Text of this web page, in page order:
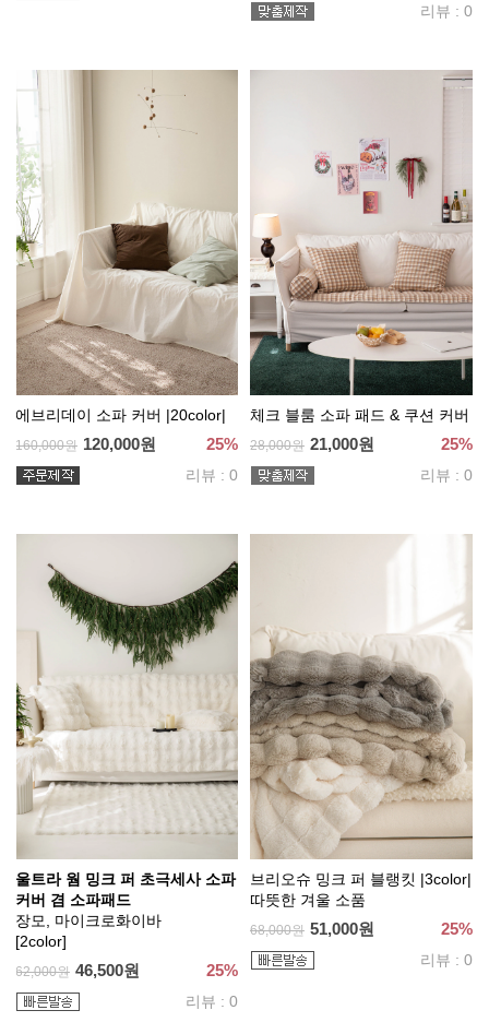
리뷰 : 0
에브리데이 소파 커버 |20color|
160,000원 120,000원 25%
리뷰 : 0
체크 블룸 소파 패드 & 쿠션 커버
28,000원 21,000원 25%
리뷰 : 0
울트라 웜 밍크 퍼 초극세사 소파
커버 겸 소파패드
장모, 마이크로화이바
[2color]
62,000원 46,500원 25%
리뷰 : 0
브리오슈 밍크 퍼 블랭킷 |3color|
따뜻한 겨울 소품
68,000원 51,000원 25%
리뷰 : 0